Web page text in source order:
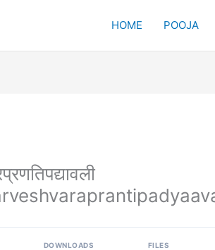
HOME POOJA
DOWNLOADS FILES